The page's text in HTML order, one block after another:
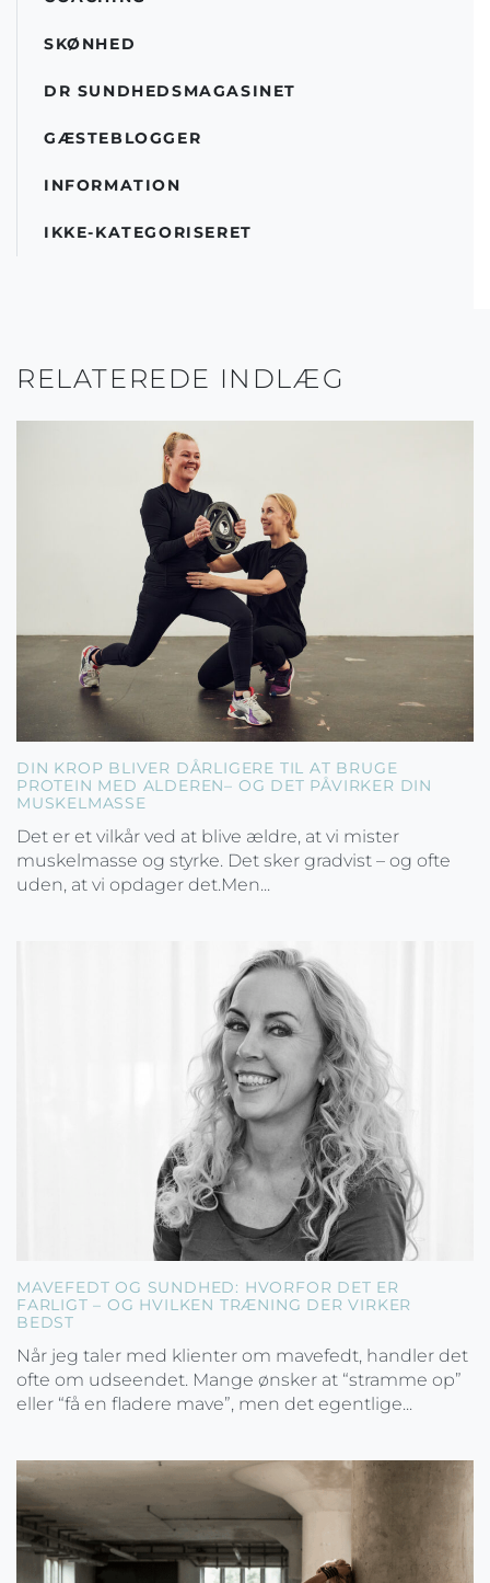
SKØNHED
DR SUNDHEDSMAGASINET
GÆSTEBLOGGER
INFORMATION
IKKE-KATEGORISERET
RELATEREDE INDLÆG
DIN KROP BLIVER DÅRLIGERE TIL AT BRUGE
PROTEIN MED ALDEREN– OG DET PÅVIRKER DIN
MUSKELMASSE
Det er et vilkår ved at blive ældre, at vi mister
muskelmasse og styrke. Det sker gradvist – og ofte
uden, at vi opdager det.Men...
MAVEFEDT OG SUNDHED: HVORFOR DET ER
FARLIGT – OG HVILKEN TRÆNING DER VIRKER
BEDST
Når jeg taler med klienter om mavefedt, handler det
ofte om udseendet. Mange ønsker at “stramme op”
eller “få en fladere mave”, men det egentlige...